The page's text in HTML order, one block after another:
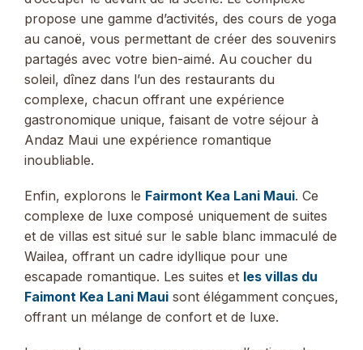
propose une gamme d’activités, des cours de yoga
au canoë, vous permettant de créer des souvenirs
partagés avec votre bien-aimé. Au coucher du
soleil, dînez dans l’un des restaurants du
complexe, chacun offrant une expérience
gastronomique unique, faisant de votre séjour à
Andaz Maui une expérience romantique
inoubliable.
Enfin, explorons le Fairmont Kea Lani Maui. Ce
complexe de luxe composé uniquement de suites
et de villas est situé sur le sable blanc immaculé de
Wailea, offrant un cadre idyllique pour une
escapade romantique. Les suites et les villas du
Faimont Kea Lani Maui sont élégamment conçues,
offrant un mélange de confort et de luxe.